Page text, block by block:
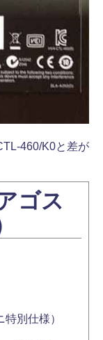
460/K0と差が
ゴス
別仕様）